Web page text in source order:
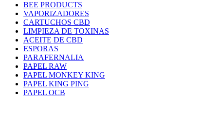
BEE PRODUCTS
VAPORIZADORES
CARTUCHOS CBD
LIMPIEZA DE TOXINAS
ACEITE DE CBD
ESPORAS
PARAFERNALIA
PAPEL RAW
PAPEL MONKEY KING
PAPEL KING PING
PAPEL OCB